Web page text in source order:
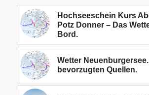
Hochseeschein Kurs
Potz Donner – Das
Bord.
Wetter
bevorzugten Quellen.